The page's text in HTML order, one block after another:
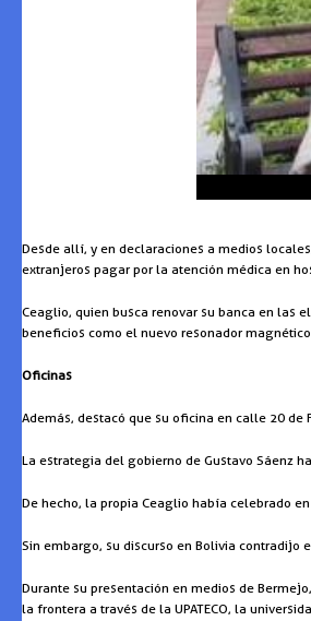
Desde allí, y en declaraciones a medios
extranjeros pagar por la atención médica en
Ceaglio, quien busca renovar su banca en las
beneficios como el nuevo resonador
Oficinas
Además, destacó que su oficina en calle 20
La estrategia del gobierno de Gustavo Sáenz
De hecho, la propia Ceaglio había celebrado
Sin embargo, su discurso en Bolivia contradijo
Durante su presentación en medios de
la frontera a través de la UPATECO, la